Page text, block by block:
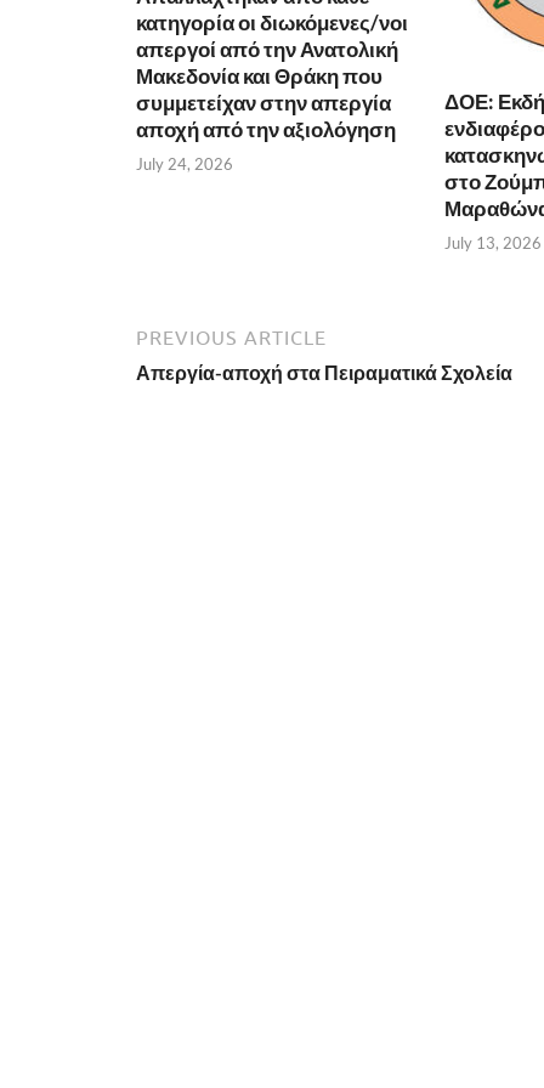
κατηγορία οι διωκόμενες/νοι
απεργοί από την Ανατολική
Μακεδονία και Θράκη που
συμμετείχαν στην απεργία
αποχή από την αξιολόγηση
July 24, 2026
ΔΟΕ:
στο
Μαραθώνα
July 13, 2026
PREVIOUS ARTICLE
Απεργία-αποχή στα Πειραματικά Σχολεία